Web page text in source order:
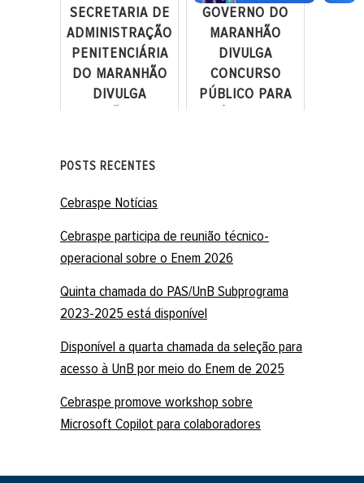
COLABORADORES
EXTERNO
SECRETARIA DE
ADMINISTRAÇÃO
PENITENCIÁRIA
DO MARANHÃO
DIVULGA
GOVERNO DO
MARANHÃO
DIVULGA
CONCURSO
PÚBLICO PARA
POSTS RECENTES
Cebraspe Notícias
Cebraspe participa de reunião técnico-
operacional sobre o Enem 2026
Quinta chamada do PAS/UnB Subprograma
2023-2025 está disponível
Disponível a quarta chamada da seleção para
acesso à UnB por meio do Enem de 2025
Cebraspe promove workshop sobre
Microsoft Copilot para colaboradores